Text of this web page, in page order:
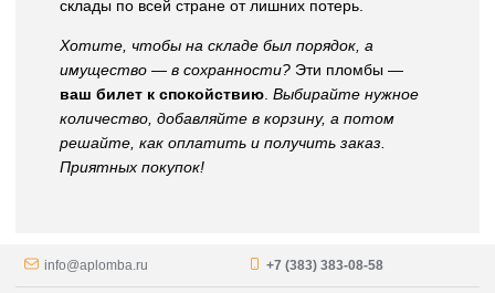
склады по всей стране от лишних потерь.
Хотите, чтобы на складе был порядок, а
имущество — в сохранности? Эти пломбы —
ваш билет к спокойствию. Выбирайте нужное
количество, добавляйте в корзину, а потом
решайте, как оплатить и получить заказ.
Приятных покупок!
info@aplomba.ru +7 (383) 383-08-58